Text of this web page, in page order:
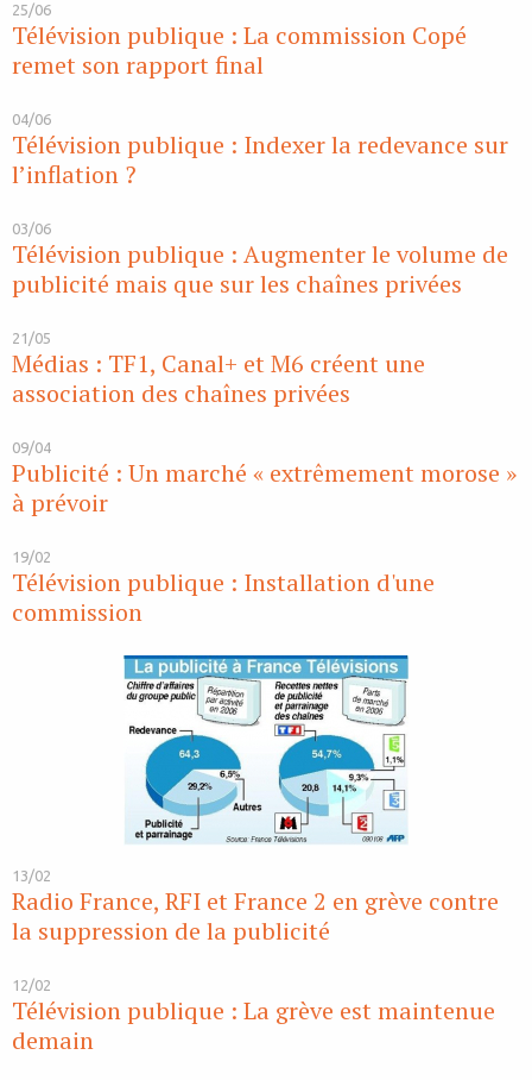
25/06
Télévision publique : La commission Copé
remet son rapport final
04/06
Télévision publique : Indexer la redevance sur
l’inflation ?
03/06
Télévision publique : Augmenter le volume de
publicité mais que sur les chaînes privées
21/05
Médias : TF1, Canal+ et M6 créent une
association des chaînes privées
09/04
Publicité : Un marché « extrêmement morose »
à prévoir
19/02
Télévision publique : Installation d'une
commission
13/02
Radio France, RFI et France 2 en grève contre
la suppression de la publicité
12/02
Télévision publique : La grève est maintenue
demain